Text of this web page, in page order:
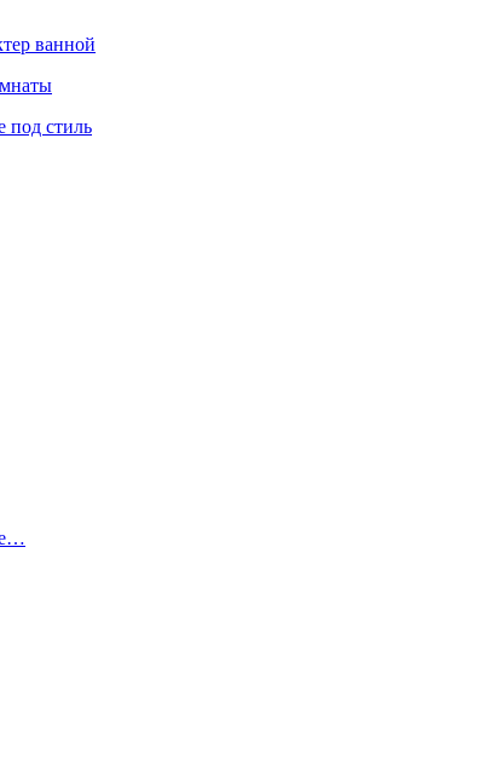
ванной
под стиль